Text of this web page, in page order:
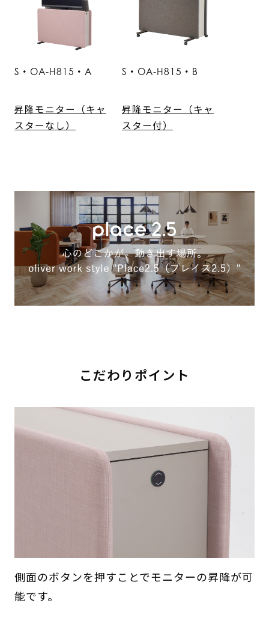
S・OA-H815・A
昇降モニター（キャ
スターなし）
S・OA-H815・B
昇降モニター（キャ
スター付）
こだわりポイント
側面のボタンを押すことでモニターの昇降が可
能です。